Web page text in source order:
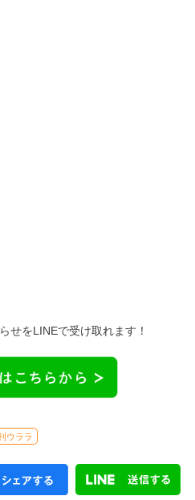
せをLINEで受け取れます！
ウララ